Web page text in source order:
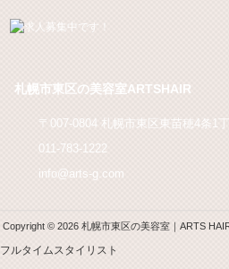
札幌市東区の美容室ARTSHAIR
〒007-0804 札幌市東区東苗穂4条1
011-783-1222
info@arts-g.com
Copyright © 2026 札幌市東区の美容室｜ARTS
フルタイムスタイリスト